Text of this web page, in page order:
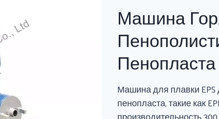
Машина
Пенопласта
Машина для плавки EPS
пенопласта, такие как